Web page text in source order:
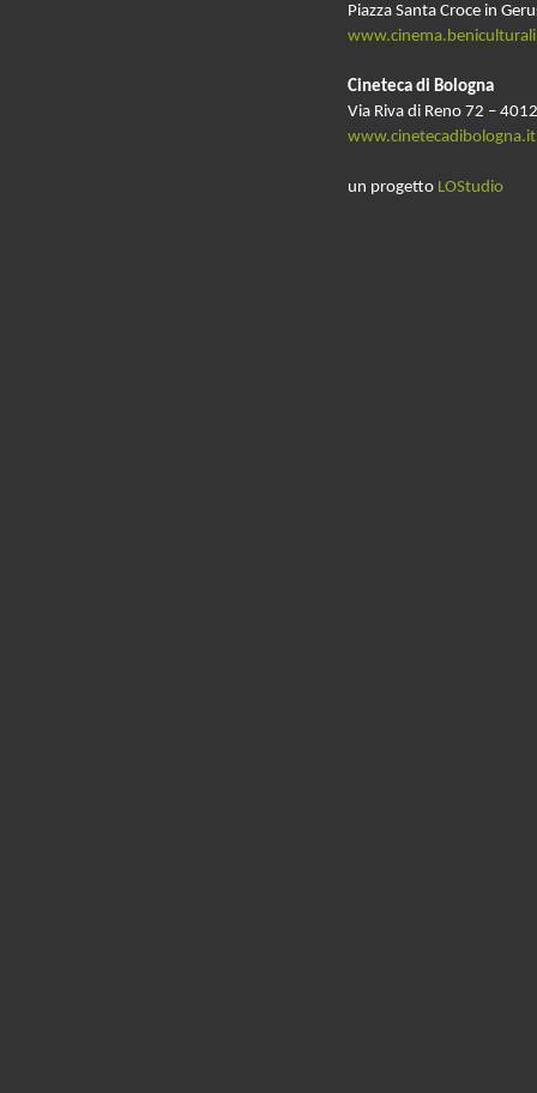
Piazza Santa Croce in
Cineteca di Bologna
Via Riva di Reno 72 –
www.cinetecadibologna.it
un progetto LOStudio